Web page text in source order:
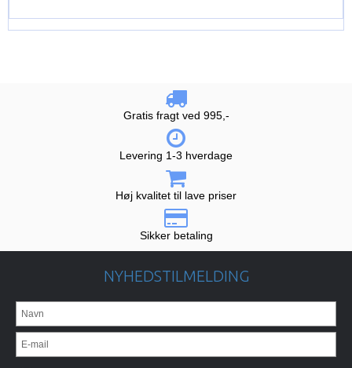
Gratis fragt ved 995,-
Levering 1-3 hverdage
Høj kvalitet til lave priser
Sikker betaling
NYHEDSTILMELDING